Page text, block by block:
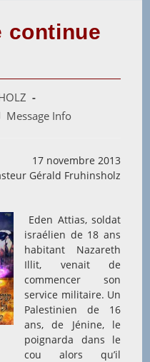
continue
Message Info
17 novembre 2013
Gérald Fruhinsholz
Eden Attias, soldat
israélien de 18 ans
habitant Nazareth
Illit, venait de
commencer son
service militaire. Un
Palestinien de 16
ans, de Jénine, le
poignarda dans le
cou alors qu’il